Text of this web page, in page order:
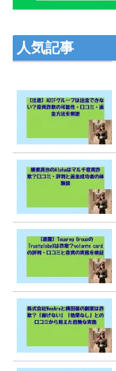
人気記事